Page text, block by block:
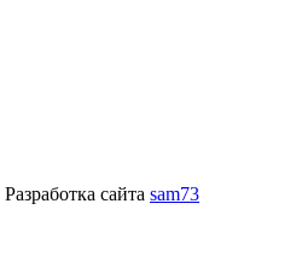
Разработка сайта sam73